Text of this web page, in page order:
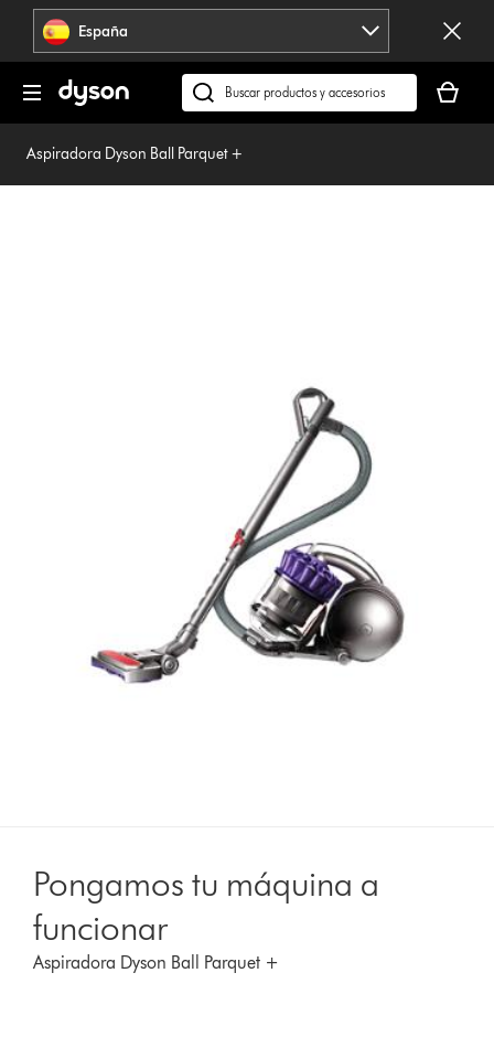
Omitir
navegación España
Buscar
en
dyson.es
cesta
está
Aspiradora Dyson Ball Parquet +
Pongamos tu máquina a
funcionar
Aspiradora Dyson Ball Parquet +